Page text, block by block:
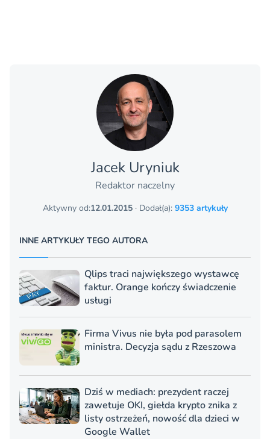
Jacek Uryniuk
Redaktor naczelny
Aktywny od:12.01.2015· Dodał(a): 9353 artykuły
INNE ARTYKUŁY TEGO AUTORA
Qlips traci największego wystawcę
faktur. Orange kończy świadczenie
usługi
Firma Vivus nie była pod parasolem
ministra. Decyzja sądu z Rzeszowa
Dziś w mediach: prezydent raczej
zawetuje OKI, giełda krypto znika z
listy ostrzeżeń, nowość dla dzieci w
Google Wallet